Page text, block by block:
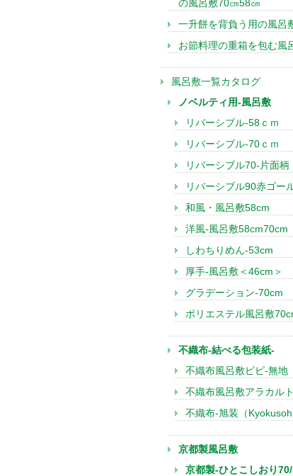
の風呂敷70㎝58㎝
一升餅を背負う用の風呂
お節料理の重箱を包む風
風呂敷一覧カタログ
ノベルティ用-風呂敷
リバーシブル-58ｃｍ
リバーシブル-70ｃｍ
リバーシブル70-片面柄
リバーシブル90赤ゴー
和風・風呂敷58cm
洋風-風呂敷58cm70cm
しわちりめん-53cm
厚手-風呂敷＜46cm＞
グラデーション-70cm
ポリエステル風呂敷
不織布-結べる包装紙-
不織布風呂敷ピピ-無地
不織布風呂敷アラカルト
不織布-旭装（Kyokusoh
京都製風呂敷
京都製-ひとこしおり